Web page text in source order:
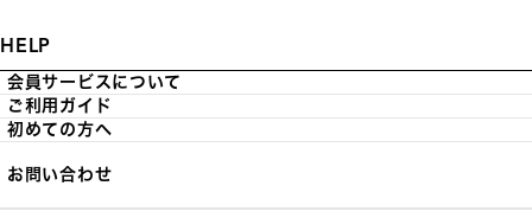
HELP
会員サービスについて
ご利用ガイド
初めての方へ
お問い合わせ